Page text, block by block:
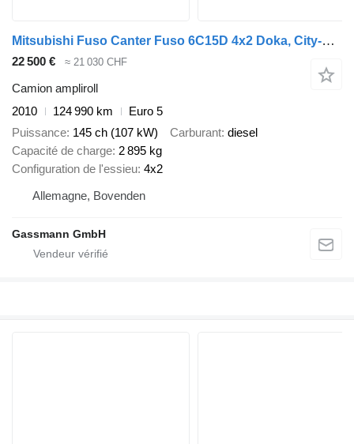
Mitsubishi Fuso Canter Fuso 6C15D 4x2 Doka, City-Abroller
22 500 € ≈ 21 030 CHF
Camion ampliroll
2010
124 990 km
Euro 5
Puissance 145 ch (107 kW) Carburant diesel
Capacité de charge 2 895 kg
Configuration de l'essieu 4x2
Allemagne, Bovenden
Gassmann GmbH